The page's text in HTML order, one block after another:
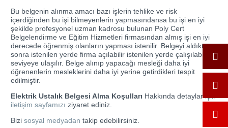
Bu belgenin alınma amacı bazı işlerin tehlike ve risk
içerdiğinden bu işi bilmeyenlerin yapmasındansa bu işi en iyi
şekilde profesyonel uzman kadrosu bulunan Poly Cert
Belgelendirme ve Eğitim Hizmetleri firmasından almış işi en iyi
derecede öğrenmiş olanların yapması istenilir. Belgeyi aldıktan
sonra istenilen yerde firma açılabilir istenilen yerde çalışılabilir
seviyeye ulaşılır. Belge alınıp yapacağı mesleği daha iyi
öğrenenlerin mesleklerini daha iyi yerine getirdikleri tespit
edilmiştir.
Elektrik Ustalık Belgesi Alma Koşulları Hakkında detaylar için
iletişim sayfamızı ziyaret ediniz.
Bizi sosyal medyadan takip edebilirsiniz.